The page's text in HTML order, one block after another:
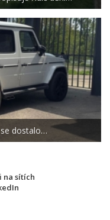
dostalo…
na sítích